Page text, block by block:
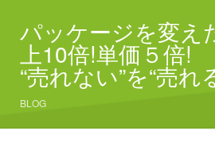
パッケージを変え
上10倍!単価５倍!
“売れない”を“売れ
BLOG